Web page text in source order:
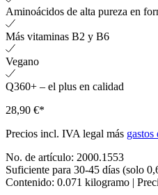
Aminoácidos de alta pureza en
Más vitaminas B2 y B6
Vegano
Q360+ – el plus en calidad
28,90 €*
Precios incl. IVA legal más gastos
No. de artículo: 2000.1553
Suficiente para 30-45 días (solo
Contenido: 0.071 kilogramo |